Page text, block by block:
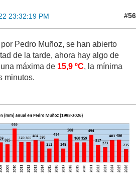
23:32:19 PM #56
Pedro Muñoz, se han abierto
de la tarde, ahora hay algo de
máxima de 15,9 ºC, la mínima
minutos.